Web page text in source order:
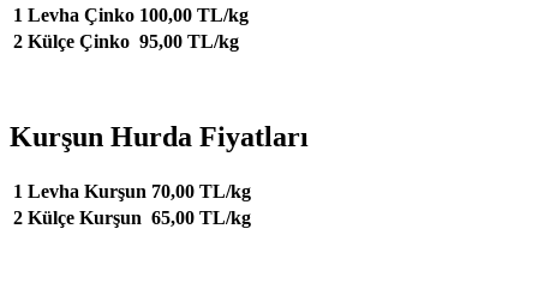
1 Levha Çinko 100,00 TL/kg
2 Külçe Çinko 95,00 TL/kg
Kurşun Hurda Fiyatları
1 Levha Kurşun 70,00 TL/kg
2 Külçe Kurşun 65,00 TL/kg